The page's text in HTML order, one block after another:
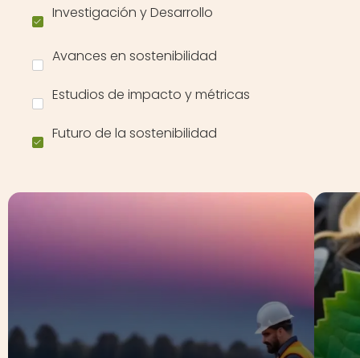
Investigación y Desarrollo
Avances en sostenibilidad
Estudios de impacto y métricas
Futuro de la sostenibilidad